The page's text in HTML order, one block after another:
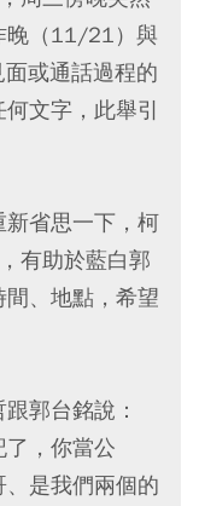
晚（11/21）與
或通話過程的
文字，此舉引
省思一下，柯
有助於藍白郭
、地點，希望
郭台銘說：
了，你當公
是我們兩個的